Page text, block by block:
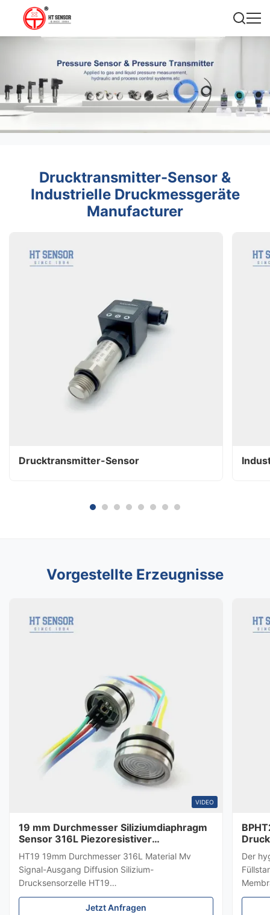
Drucktransmitter-Sensor &
Industrielle Druckmessgeräte
Manufacturer
Drucktransmitter-Sensor
Vorgestellte Erzeugnisse
VIDEO
19 mm Durchmesser Siliziumdiaphragm
Sensor 316L Piezoresistiver
Drucksensor
HT19 19mm Durchmesser 316L Material Mv
Signal-Ausgang Diffusion Silizium-
Drucksensorzelle HT19
PiezoresistiveSiliziumDrucksensor Einführung
eines 15mm-Siliziumdrucksensors: HT19
Jetzt Anfragen
Der